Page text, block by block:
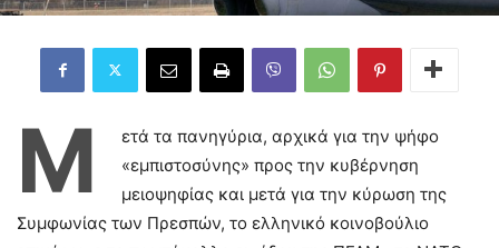
Μ
ετά τα πανηγύρια, αρχικά για την ψήφο
«εμπιστοσύνης» προς την κυβέρνηση
μειοψηφίας και μετά για την κύρωση της
Συμφωνίας των Πρεσπών, το ελληνικό κοινοβούλιο